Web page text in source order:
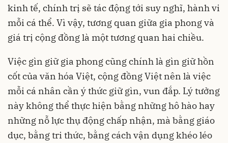
kinh tế, chính trị sẽ tác động tới suy nghĩ, hành vi
mỗi cá thể. Vì vậy, tương quan giữa gia phong và
giá trị cộng đồng là một tương quan hai chiều.
Việc gìn giữ gia phong cũng chính là gìn giữ hồn
cốt của văn hóa Việt, cộng đồng Việt nên là việc
mỗi cá nhân cần ý thức giữ gìn, vun đắp. Lý tưởng
này không thể thực hiện bằng những hô hào hay
những nỗ lực thụ động chấp nhận, mà bằng giáo
dục, bằng tri thức, bằng cách vận dụng khéo léo